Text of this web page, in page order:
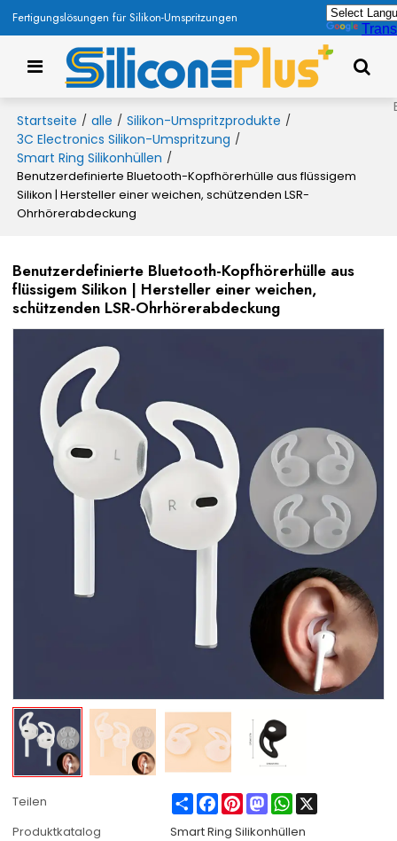
Fertigungslösungen für Silikon-Umspritzungen
Startseite / alle / Silikon-Umspritzprodukte /
3C Electronics Silikon-Umspritzung /
Smart Ring Silikonhüllen /
Benutzerdefinierte Bluetooth-Kopfhörerhülle aus flüssigem
Silikon | Hersteller einer weichen, schützenden LSR-
Ohrhörerabdeckung
Benutzerdefinierte Bluetooth-Kopfhörerhülle aus
flüssigem Silikon | Hersteller einer weichen,
schützenden LSR-Ohrhörerabdeckung
Teilen ShareFacebook
PinterestMastodonWhatsApp
Produktkatalog
Smart Ring Silikonhüllen